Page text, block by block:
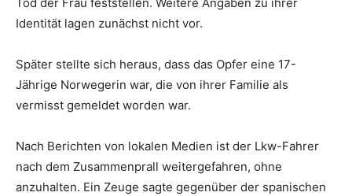
Tod der Frau feststellen. Weitere Angaben zu ihrer
Identität lagen zunächst nicht vor.
Später stellte sich heraus, dass das Opfer eine 17-
Jährige Norwegerin war, die von ihrer Familie als
vermisst gemeldet worden war.
Nach Berichten von lokalen Medien ist der Lkw-Fahrer
nach dem Zusammenprall weitergefahren, ohne
anzuhalten. Ein Zeuge sagte gegenüber der spanischen